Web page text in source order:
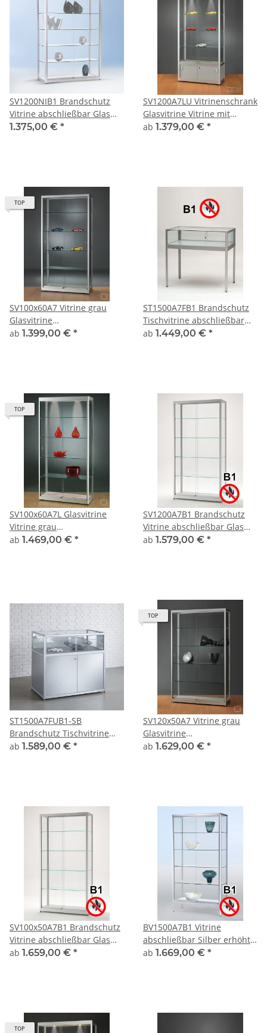
SV1200NIB1 Brandschutz
Vitrine abschließbar Glas
Alu Silber
1.375,00 € *
SV1200A7LU Vitrinenschrank
Glasvitrine Vitrine mit
Unterschrank
ab 1.379,00 € *
TOP
SV100x60A7 Vitrine grau
Glasvitrine
Ausstellungsvitrine
ab 1.399,00 € *
ST1500A7FB1 Brandschutz
Tischvitrine abschließbar
Glas Alu Silber
ab 1.449,00 € *
TOP
SV100x60A7L Glasvitrine
Vitrine grau
Ausstellungsvitrine
ab 1.469,00 € *
SV1200A7B1 Brandschutz
Vitrine abschließbar Glas
Alu Silber
ab 1.579,00 € *
ST1500A7FUB1-SB
Brandschutz Tischvitrine
Unterschrank
ab 1.589,00 € *
TOP
SV120x50A7 Vitrine grau
Glasvitrine
Ausstellungsvitrine
ab 1.629,00 € *
SV100x50A7B1 Brandschutz
Vitrine abschließbar Glas
Alu Silber mit 50cm Tiefe
ab 1.659,00 € *
BV1500A7B1 Vitrine
abschließbar Silber erhöht
auf kurzen Beinen
ab 1.669,00 € *
TOP